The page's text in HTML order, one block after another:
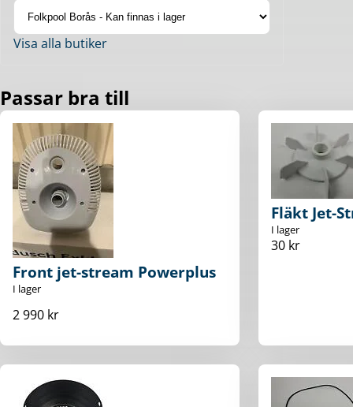
Visa alla butiker
Passar bra till
Front jet-stream Powerplus
I lager
2 990 kr
Fläkt Jet-
I lager
30 kr